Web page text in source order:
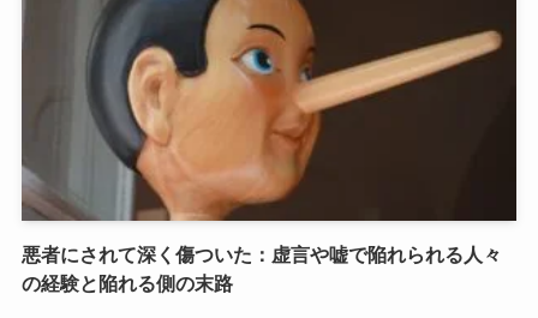
悪者にされて深く傷ついた：虚言や嘘で陥れられる人々
の経験と陥れる側の末路